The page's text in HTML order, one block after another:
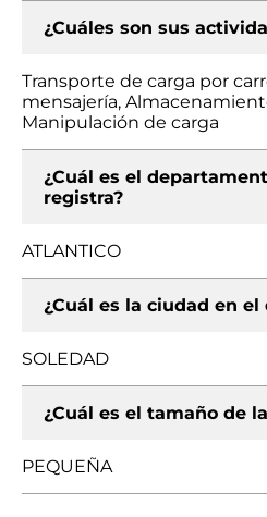
¿Cuáles son sus
Transporte de carga por
mensajería,
Manipulación de carga
¿Cuál es el
registra?
ATLANTICO
¿Cuál es la ciudad en el
SOLEDAD
¿Cuál es el tamaño de
PEQUEÑA